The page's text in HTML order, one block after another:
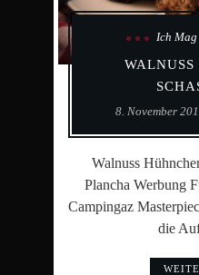
Ich Mag
8. November
Walnuss
Plancha Werbung
Campingaz
die